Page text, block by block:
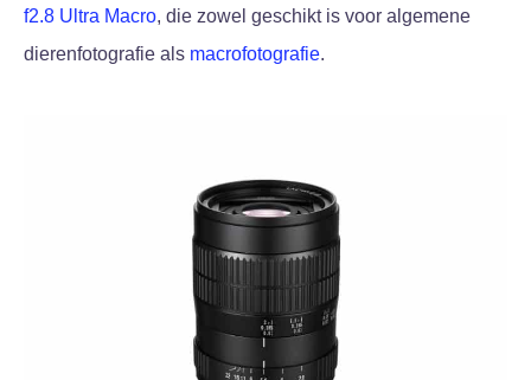
f2.8 Ultra Macro, die zowel geschikt is voor algemene
dierenfotografie als macrofotografie.